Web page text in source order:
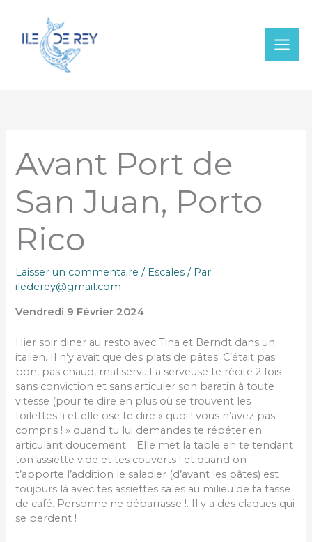
contenu
Avant Port de
San Juan, Porto
Rico
Laisser un commentaire / Escales / Par
ilederey@gmail.com
Vendredi 9 Février 2024
Hier soir diner au resto avec Tina et Berndt dans un
italien. Il n’y avait que des plats de pâtes. C’était pas
bon, pas chaud, mal servi. La serveuse te récite 2 fois
sans conviction et sans articuler son baratin à toute
vitesse (pour te dire en plus où se trouvent les
toilettes !) et elle ose te dire « quoi ! vous n’avez pas
compris ! » quand tu lui demandes te répéter en
articulant doucement . Elle met la table en te tendant
ton assiette vide et tes couverts ! et quand on
t’apporte l’addition le saladier (d’avant les pâtes) est
toujours là avec tes assiettes sales au milieu de ta tasse
de café. Personne ne débarrasse !. Il y a des claques qui
se perdent !